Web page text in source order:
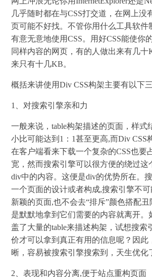
几乎随时都在与CSS打交道，在网上没
页可能不好找。不管你用什么工具软件
有意无意地使用CSS。用好CSS能使你
同样内容的网页，有的人做出来有几十
来只有十几KB。
概括来讲使用Div CSS构架主要有以下
1、对搜索引擎亲和力
一般来说，table构架描述的页面，样式
小比可能达到1：1甚至更高,而Div CSS
在客户端看来下载一个复杂的CSS也要
宽，然而搜索引擎可以很方便的绕过这
div中的内容。这便是div的优势所在。
一个页面的设计或者构成,搜索引擎不
新颖的页面,也不会去“排斥”颜色搭配
是默默地拿到它们需要的内容就离开。
盖了大量的table来描述构架，试想搜索
价才可以拿到真正有用的信息呢？因此
晰，容易被搜索引擎搜索到，天生优化
2、表现和内容分离,便于站点重构页面